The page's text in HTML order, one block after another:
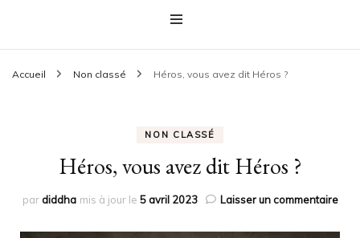
Accueil Non classé Héros, vous avez dit Héros ?
NON CLASSÉ
Héros, vous avez dit Héros ?
par diddha mis à jour le 5 avril 2023 Laisser un commentairesur
vous